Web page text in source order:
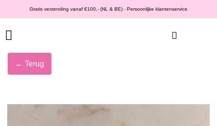
naar
inhoud
Gratis verzending vanaf €100,- (NL & BE) - Persoonlijke klantenservice
← Terug